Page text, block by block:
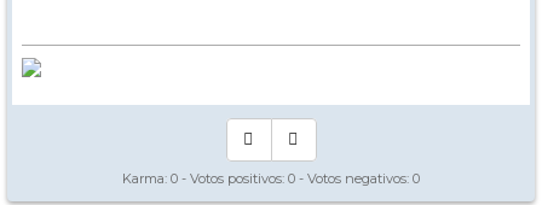
Karma: 0 - Votos positivos: 0 - Votos negativos: 0